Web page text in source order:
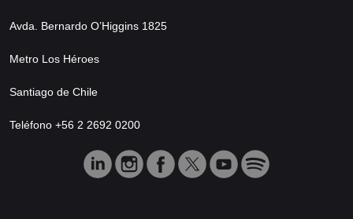
Avda. Bernardo O’Higgins 1825
Metro Los Héroes
Santiago de Chile
Teléfono +56 2 2692 0200